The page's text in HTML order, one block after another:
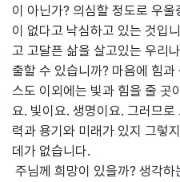
이 아닌가? 의심할 정도로 우
이 없다고 낙심하고 있는 것입
고 고달픈 삶을 살고있는 우리
출할 수 있습니까? 마음에 힘
스도 이외에는 빛과 힘을 줄 곳
요. 빛이요. 생명이요. 그러므
력과 용기와 미래가 있지 그렇
데가 없습니다.
주님께 희망이 있을까? 생각